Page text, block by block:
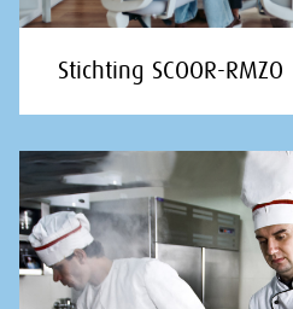
Stichting SCOOR-RMZO